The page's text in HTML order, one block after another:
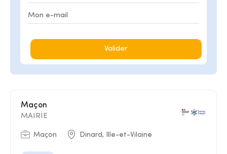
Valider
Maçon
MAIRIE
Maçon Dinard, Ille-et-Vilaine